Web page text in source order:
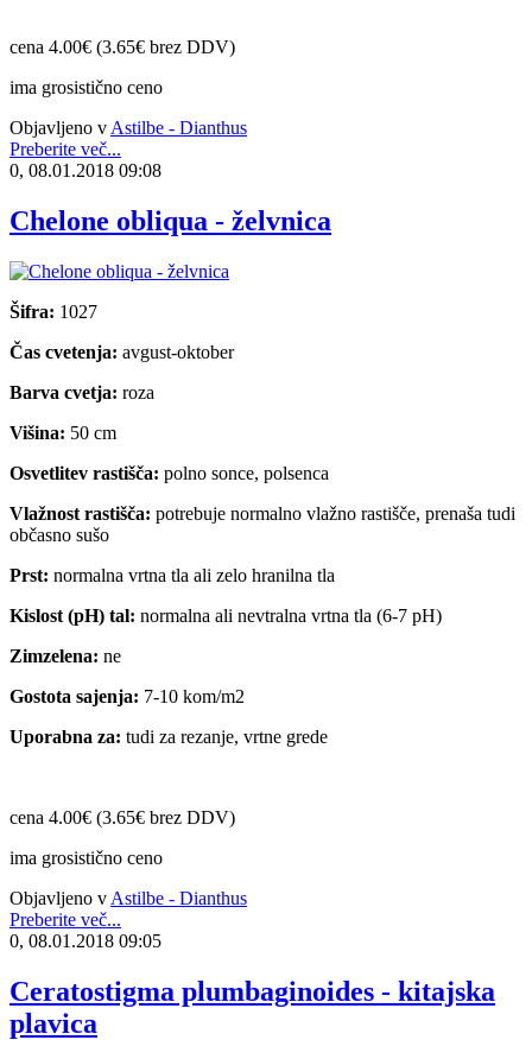
cena 4.00€ (3.65€ brez DDV)
ima grosistično ceno
Objavljeno v Astilbe - Dianthus
Preberite več...
0, 08.01.2018 09:08
Chelone obliqua - želvnica
Šifra: 1027
Čas cvetenja: avgust-oktober
Barva cvetja: roza
Višina: 50 cm
Osvetlitev rastišča: polno sonce, polsenca
Vlažnost rastišča: potrebuje normalno vlažno rastišče, prenaša tudi
občasno sušo
Prst: normalna vrtna tla ali zelo hranilna tla
Kislost (pH) tal: normalna ali nevtralna vrtna tla (6-7 pH)
Zimzelena: ne
Gostota sajenja: 7-10 kom/m2
Uporabna za: tudi za rezanje, vrtne grede
cena 4.00€ (3.65€ brez DDV)
ima grosistično ceno
Objavljeno v Astilbe - Dianthus
Preberite več...
0, 08.01.2018 09:05
Ceratostigma plumbaginoides - kitajska
plavica